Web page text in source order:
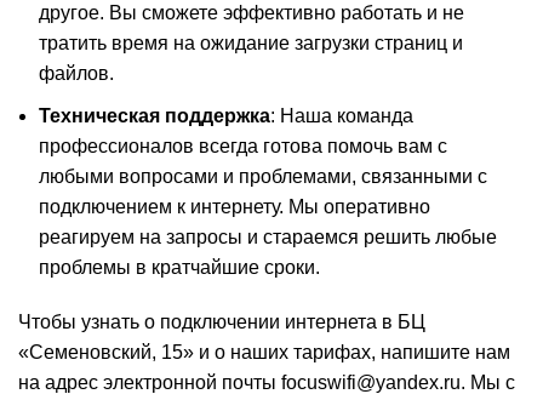
другое. Вы сможете эффективно работать и не
тратить время на ожидание загрузки страниц и
файлов.
Техническая поддержка: Наша команда
профессионалов всегда готова помочь вам с
любыми вопросами и проблемами, связанными с
подключением к интернету. Мы оперативно
реагируем на запросы и стараемся решить любые
проблемы в кратчайшие сроки.
Чтобы узнать о подключении интернета в БЦ
«Семеновский, 15» и о наших тарифах, напишите нам
на адрес электронной почты focuswifi@yandex.ru. Мы с